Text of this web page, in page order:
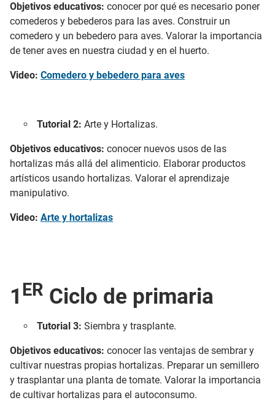
Objetivos educativos: conocer por qué es necesario poner
comederos y bebederos para las aves. Construir un
comedero y un bebedero para aves. Valorar la importancia
de tener aves en nuestra ciudad y en el huerto.
Video: Comedero y bebedero para aves
Tutorial 2: Arte y Hortalizas.
Objetivos educativos: conocer nuevos usos de las
hortalizas más allá del alimenticio. Elaborar productos
artísticos usando hortalizas. Valorar el aprendizaje
manipulativo.
Video: Arte y hortalizas
1 ER Ciclo de primaria
Tutorial 3: Siembra y trasplante.
Objetivos educativos: conocer las ventajas de sembrar y
cultivar nuestras propias hortalizas. Preparar un semillero
y trasplantar una planta de tomate. Valorar la importancia
de cultivar hortalizas para el autoconsumo.